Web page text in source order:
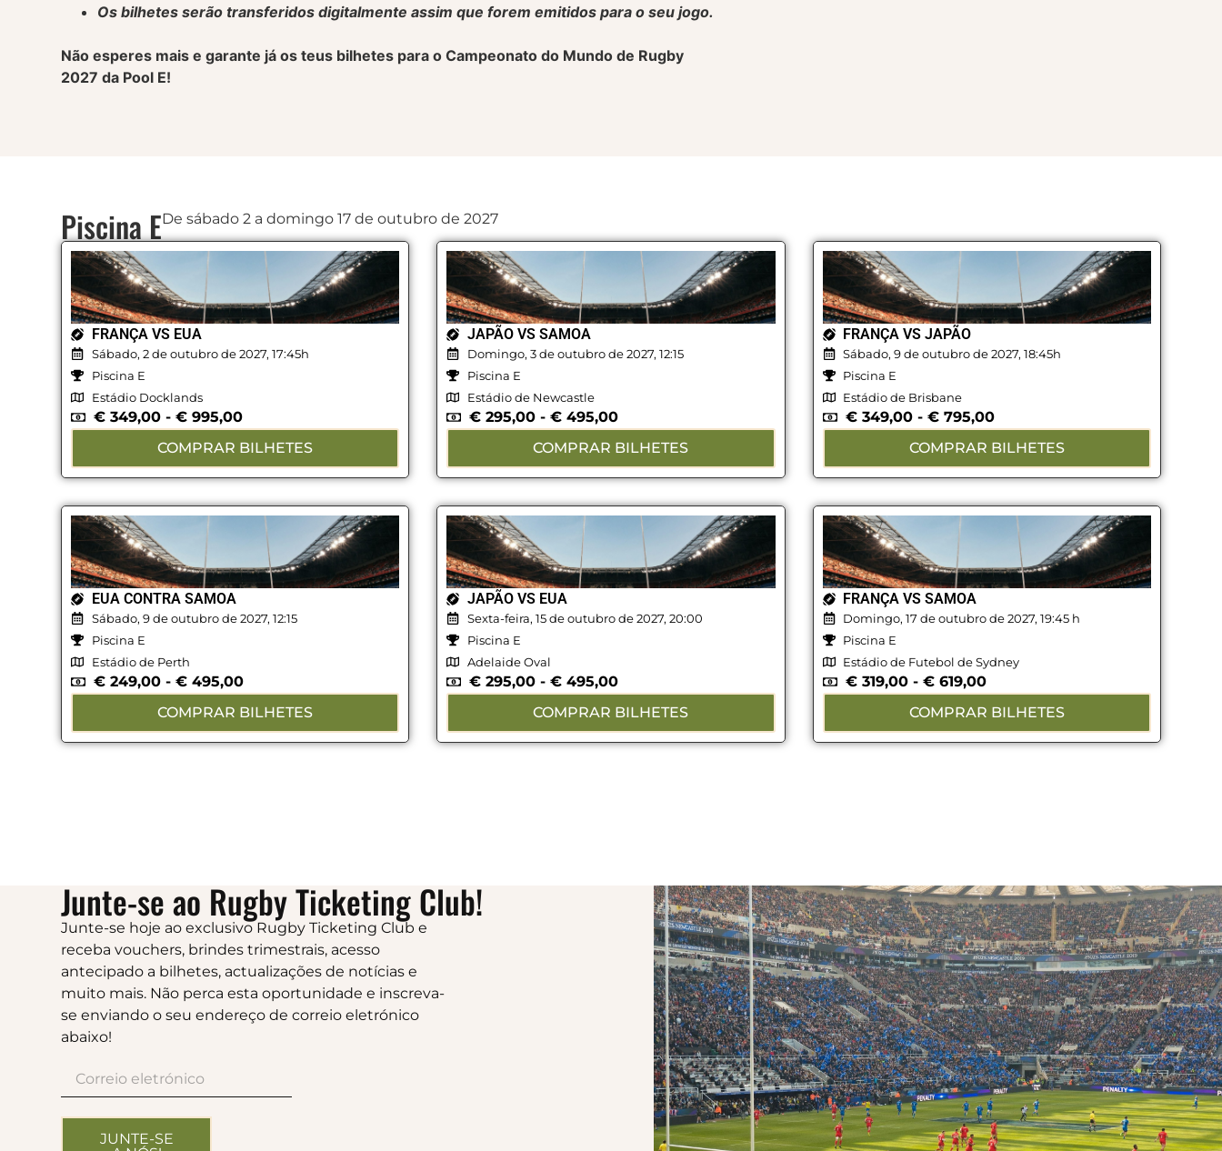
Os bilhetes serão transferidos digitalmente assim que forem emitidos para o seu jogo.
Não esperes mais e garante já os teus bilhetes para o Campeonato do Mundo de Rugby
2027 da Pool E!
Piscina EDe sábado 2 a domingo 17 de outubro de 2027
FRANÇA VS EUA
Sábado, 2 de outubro de 2027, 17:45h
Piscina E
Estádio Docklands
€ 349,00 - € 995,00
COMPRAR BILHETES
JAPÃO VS SAMOA
Domingo, 3 de outubro de 2027, 12:15
Piscina E
Estádio de Newcastle
€ 295,00 - € 495,00
COMPRAR BILHETES
FRANÇA VS JAPÃO
Sábado, 9 de outubro de 2027, 18:45h
Piscina E
Estádio de Brisbane
€349,00 - €795,00
COMPRAR BILHETES
EUA CONTRA SAMOA
Sábado, 9 de outubro de 2027, 12:15
Piscina E
Estádio de Perth
€ 249,00 - € 495,00
COMPRAR BILHETES
JAPÃO VS EUA
Sexta-feira, 15 de outubro de 2027, 20:00
Piscina E
Adelaide Oval
€ 295,00 - € 495,00
COMPRAR BILHETES
FRANÇA VS SAMOA
Domingo, 17 de outubro de 2027, 19:45 h
Piscina E
Estádio de Futebol de Sydney
€319,00 - €619,00
COMPRAR BILHETES
Junte-se ao Rugby Ticketing Club!
Junte-se hoje ao exclusivo Rugby Ticketing Club e
receba vouchers, brindes trimestrais, acesso
antecipado a bilhetes, actualizações de notícias e
muito mais. Não perca esta oportunidade e inscreva-
se enviando o seu endereço de correio eletrónico
abaixo!
JUNTE-SE